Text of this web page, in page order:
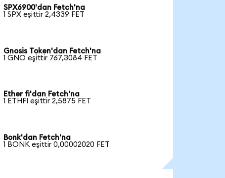
SPX6900'dan Fetch'na
1 SPX eşittir 2,4339 FET
Gnosis Token'dan Fetch'na
1 GNO eşittir 767,3084 FET
Ether fi'dan Fetch'na
1 ETHFI eşittir 2,5875 FET
Bonk'dan Fetch'na
1 BONK eşittir 0,00002020 FET